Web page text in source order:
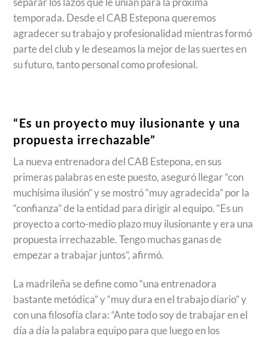
temporada. Desde el CAB Estepona queremos
agradecer su trabajo y profesionalidad mientras formó
parte del club y le deseamos la mejor de las suertes en
su futuro, tanto personal como profesional.
“Es un proyecto muy ilusionante y una
propuesta irrechazable”
La nueva entrenadora del CAB Estepona, en sus
primeras palabras en este puesto, aseguró llegar “con
muchísima ilusión” y se mostró “muy agradecida” por la
“confianza” de la entidad para dirigir al equipo. “Es un
proyecto a corto-medio plazo muy ilusionante y era una
propuesta irrechazable. Tengo muchas ganas de
empezar a trabajar juntos”, afirmó.
La madrileña se define como “una entrenadora
bastante metódica” y “muy dura en el trabajo diario” y
con una filosofía clara: “Ante todo soy de trabajar en el
día a día la palabra equipo para que luego en los